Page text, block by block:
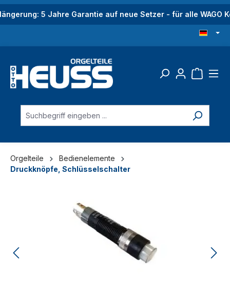
springen5 Jahre Garantie auf neue Setzer - für alle WAGO
Orgelteile
Bedienelemente
Druckknöpfe, Schlüsselschalter